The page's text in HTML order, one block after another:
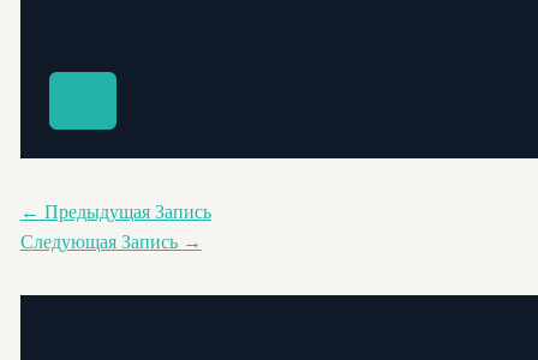
← Предыдущая Запись
Следующая Запись →